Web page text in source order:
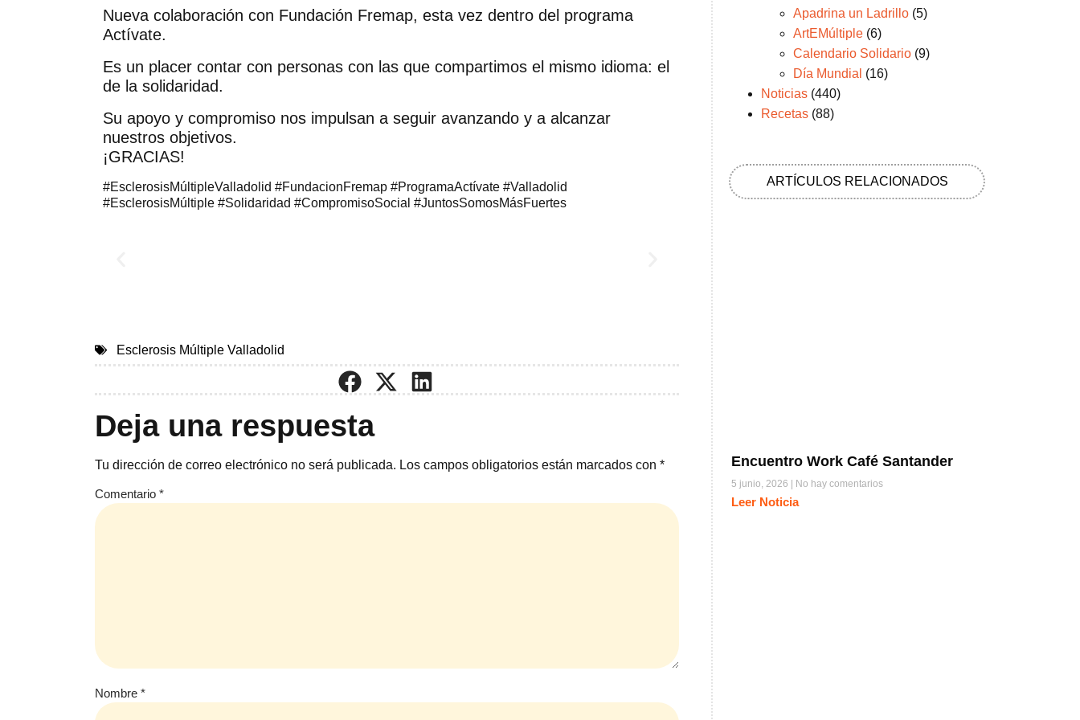
Nueva colaboración con Fundación Fremap, esta vez dentro del programa
Actívate.
Es un placer contar con personas con las que compartimos el mismo idioma: el
de la solidaridad.
Su apoyo y compromiso nos impulsan a seguir avanzando y a alcanzar
nuestros objetivos.
¡GRACIAS!
#EsclerosisMúltipleValladolid #FundacionFremap #ProgramaActívate #Valladolid
#EsclerosisMúltiple #Solidaridad #CompromisoSocial #JuntosSomosMásFuertes
Esclerosis Múltiple Valladolid
Deja una respuesta
Tu dirección de correo electrónico no será publicada. Los campos obligatorios están marcados con *
Comentario *
Nombre *
Apadrina un Ladrillo(5)
ArtEMúltiple(6)
Calendario Solidario(9)
Día Mundial (16)
Noticias(440)
Recetas(88)
ARTÍCULOS RELACIONADOS
Encuentro Work Café Santander
5 junio, 2026 No hay comentarios
Leer Noticia